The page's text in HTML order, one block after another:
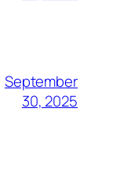
September
30, 2025